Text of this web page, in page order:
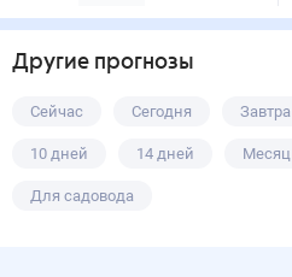
Другие прогнозы
Сейчас Сегодня Завтра
10 дней 14 дней Месяц
Для садовода